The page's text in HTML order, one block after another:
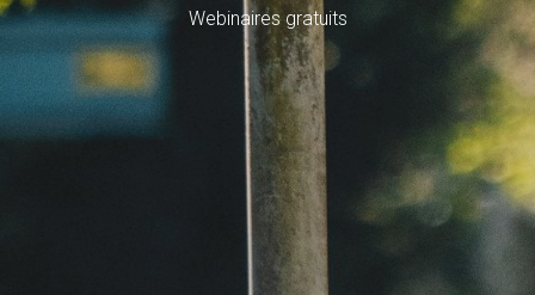
Webinaires gratuits